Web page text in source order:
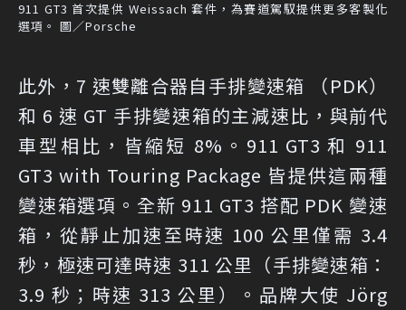
911 GT3 首次提供 Weissach 套件，為賽道駕馭提供更多客製化
選項。 圖／Porsche
此外，7 速雙離合器自手排變速箱 （PDK）
和 6 速 GT 手排變速箱的主減速比，與前代
車型相比，皆縮短 8%。911 GT3 和 911
GT3 with Touring Package 皆提供這兩種
變速箱選項。全新 911 GT3 搭配 PDK 變速
箱，從靜止加速至時速 100 公里僅需 3.4
秒，極速可達時速 311 公里（手排變速箱：
3.9 秒；時速 313 公里）。品牌大使 Jörg